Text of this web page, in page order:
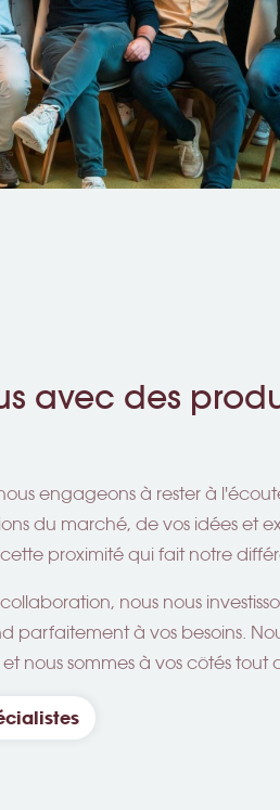
avec des
engageons à rester à
du marché, de vos idées et
proximité qui fait notre
nous nous
parfaitement à vos besoins.
nous sommes à vos côtés tout